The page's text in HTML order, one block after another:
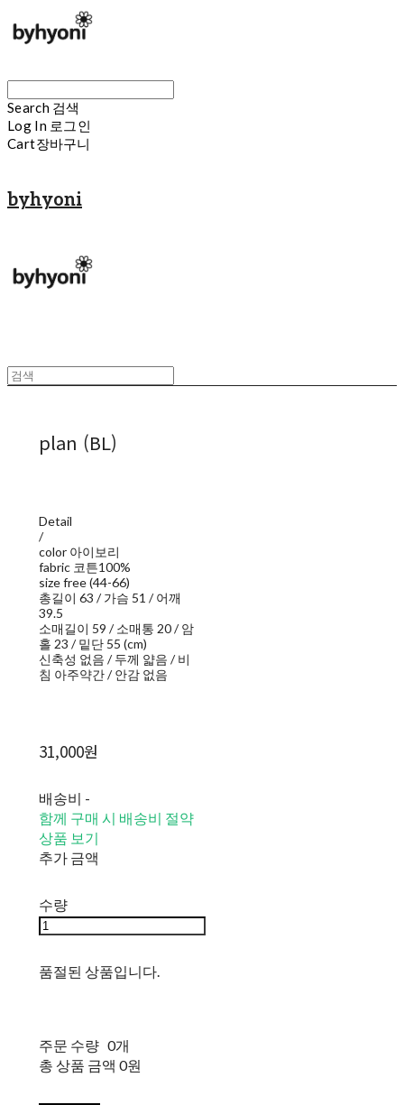
Search 검색
Log In 로그인
Cart장바구니
byhyoni
plan (BL)
Detail
/
color 아이보리
fabric 코튼100%
size free (44-66)
총길이 63 / 가슴 51 / 어깨
39.5
소매길이 59 / 소매통 20 / 암
홀 23 / 밑단 55 (cm)
신축성 없음 / 두께 얇음 / 비
침 아주약간 / 안감 없음
31,000원
배송비 -
함께 구매 시 배송비 절약
상품 보기
추가 금액
수량
품절된 상품입니다.
주문 수량 0개
총 상품 금액 0원